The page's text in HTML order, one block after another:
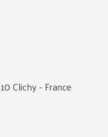
Clichy - France